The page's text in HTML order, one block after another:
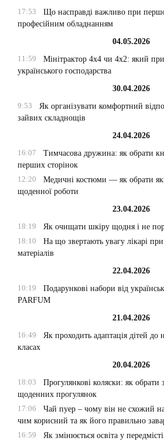
17:53
Що насправді важливо при
професійним обладнанням
04.05.2026
11:59
Мінітрактор 4х4 чи 4х2: який
українського господарства
30.04.2026
9:53
Як організувати комфортний
зайвих складнощів
24.04.2026
16:07
Тимчасова дружина: як обрати
перших сторінок
12:20
Медичні костюми — як обрати
щоденної роботи
23.04.2026
18:19
Як очищати шкіру щодня і не
18:10
На що звертають увагу лікарі
матеріалів
22.04.2026
10:19
Подарункові набори від
PARFUM
21.04.2026
16:49
Як проходить адаптація дітей
класах
20.04.2026
18:03
Прогулянкові коляски: як обрати
щоденних прогулянок
17:06
Чай пуер – чому він не схожий
чим корисний та як його правильно
16:59
Як змінюється освіта у